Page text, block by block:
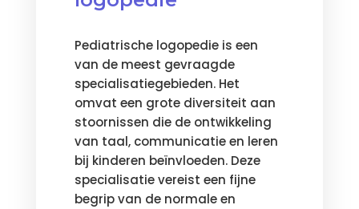
Pediatrische logopedie is een
van de meest gevraagde
specialisatiegebieden. Het
omvat een grote diversiteit aan
stoornissen die de ontwikkeling
van taal, communicatie en leren
bij kinderen beïnvloeden. Deze
specialisatie vereist een fijne
begrip van de normale en